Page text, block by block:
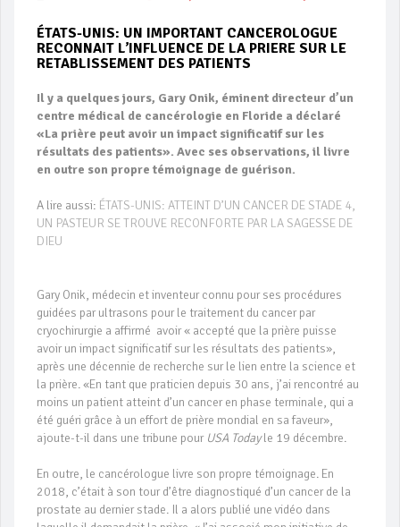
ÉTATS-UNIS: UN IMPORTANT CANCEROLOGUE
RECONNAIT L’INFLUENCE DE LA PRIERE SUR LE
RETABLISSEMENT DES PATIENTS
Il y a quelques jours, Gary Onik, éminent directeur d’un
centre médical de cancérologie en Floride a déclaré
«La prière peut avoir un impact significatif sur les
résultats des patients». Avec ses observations, il livre
en outre son propre témoignage de guérison.
A lire aussi: ÉTATS-UNIS: ATTEINT D’UN CANCER DE STADE 4,
UN PASTEUR SE TROUVE RECONFORTE PAR LA SAGESSE DE
DIEU
Gary Onik, médecin et inventeur connu pour ses procédures
guidées par ultrasons pour le traitement du cancer par
cryochirurgie a affirmé avoir « accepté que la prière puisse
avoir un impact significatif sur les résultats des patients»,
après une décennie de recherche sur le lien entre la science et
la prière. «En tant que praticien depuis 30 ans, j’ai rencontré au
moins un patient atteint d’un cancer en phase terminale, qui a
été guéri grâce à un effort de prière mondial en sa faveur»,
ajoute-t-il dans une tribune pour USA Todayle 19 décembre.
En outre, le cancérologue livre son propre témoignage. En
2018, c’était à son tour d’être diagnostiqué d’un cancer de la
prostate au dernier stade. Il a alors publié une vidéo dans